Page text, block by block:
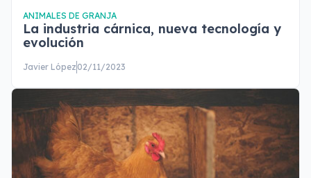
ANIMALES DE GRANJA
La industria cárnica, nueva tecnología y
evolución
Javier López 02/11/2023